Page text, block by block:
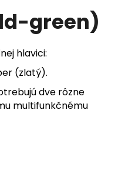
green)
hlavici:
(zlatý).
dve rôzne
multifunkčnému